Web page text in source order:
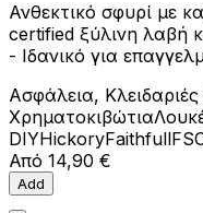
Ανθεκτικό σφυρί με
certified ξύλινη λαβή
- Ιδανικό για
Ασφάλεια, Κλειδαριές
Χρηματοκιβώτια
DIYHickoryFaithfull
Από 14,90 €
Add